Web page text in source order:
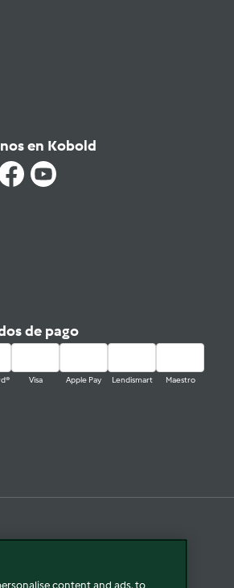
en Kobold
de pago
Visa Apple Pay Lendismart Maestro
content and ads, to